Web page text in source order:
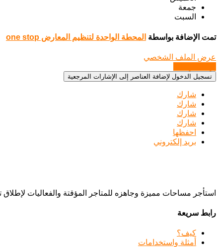
جمعة
السبت
تمت الإضافة بواسطة المحطة الواحدة لتنظيم المعارض one stop
عرض الملف الشخصي
تسجيل الدخول لإضافة العناصر إلى الإشارات المرجعية
شارك
شارك
شارك
شارك
احفظها
بريد إلكتروني
استأجر مساحات مميزة وجاهزه للمتاجر المؤقتة والفعاليات
رابط سريعة
كيف؟
أمثلة واستخدامات